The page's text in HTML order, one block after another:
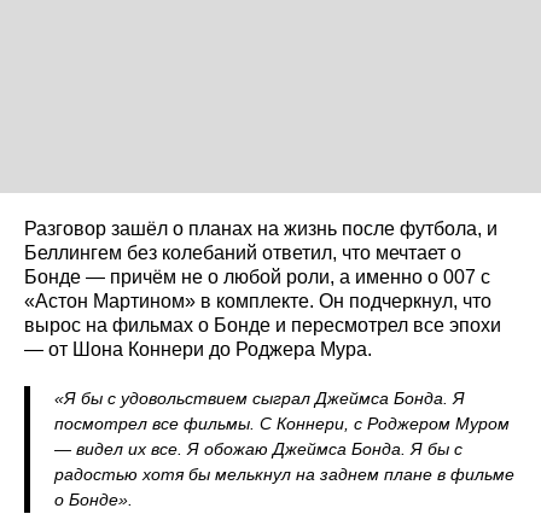
Разговор зашёл о планах на жизнь после футбола, и
Беллингем без колебаний ответил, что мечтает о
Бонде — причём не о любой роли, а именно о 007 с
«Астон Мартином» в комплекте. Он подчеркнул, что
вырос на фильмах о Бонде и пересмотрел все эпохи
— от Шона Коннери до Роджера Мура.
«Я бы с удовольствием сыграл Джеймса Бонда. Я
посмотрел все фильмы. С Коннери, с Роджером Муром
— видел их все. Я обожаю Джеймса Бонда. Я бы с
радостью хотя бы мелькнул на заднем плане в фильме
о Бонде».